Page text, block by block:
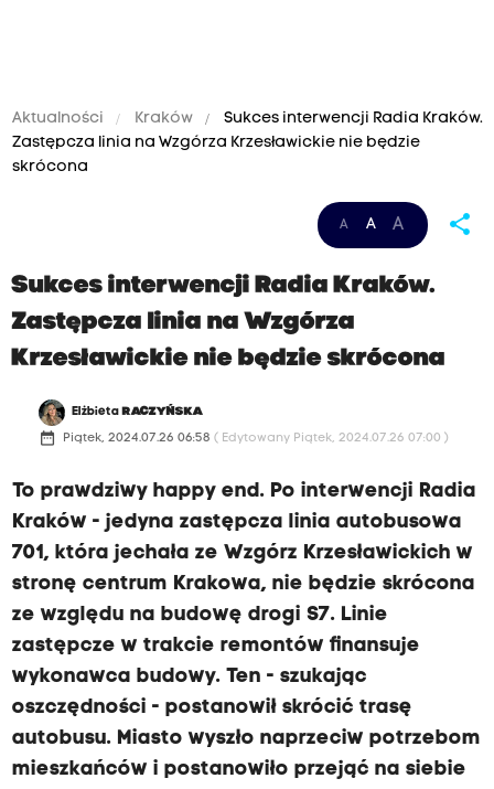
Aktualności Kraków
Sukces interwencji Radia Kraków.
Zastępcza linia na Wzgórza Krzesławickie nie będzie
skrócona
A A A share
Sukces interwencji Radia Kraków.
Zastępcza linia na Wzgórza
Krzesławickie nie będzie skrócona
Elżbieta RACZYŃSKA
date_range Piątek, 2024.07.26 06:58 ( Edytowany Piątek, 2024.07.26 07:00 )
To prawdziwy happy end. Po interwencji Radia
Kraków - jedyna zastępcza linia autobusowa
701, która jechała ze Wzgórz Krzesławickich w
stronę centrum Krakowa, nie będzie skrócona
ze względu na budowę drogi S7. Linie
zastępcze w trakcie remontów finansuje
wykonawca budowy. Ten - szukając
oszczędności - postanowił skrócić trasę
autobusu. Miasto wyszło naprzeciw potrzebom
mieszkańców i postanowiło przejąć na siebie